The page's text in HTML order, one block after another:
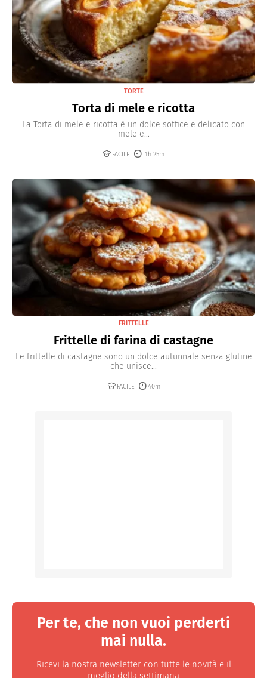
TORTE
Torta di mele e ricotta
La Torta di mele e ricotta è un dolce soffice e delicato con
mele e...
FACILE 1h 25m
FRITTELLE
Frittelle di farina di castagne
Le frittelle di castagne sono un dolce autunnale senza glutine
che unisce...
FACILE 40m
Per te, che non vuoi perderti
mai nulla.
Ricevi la nostra newsletter con tutte le novità e il
meglio della settimana